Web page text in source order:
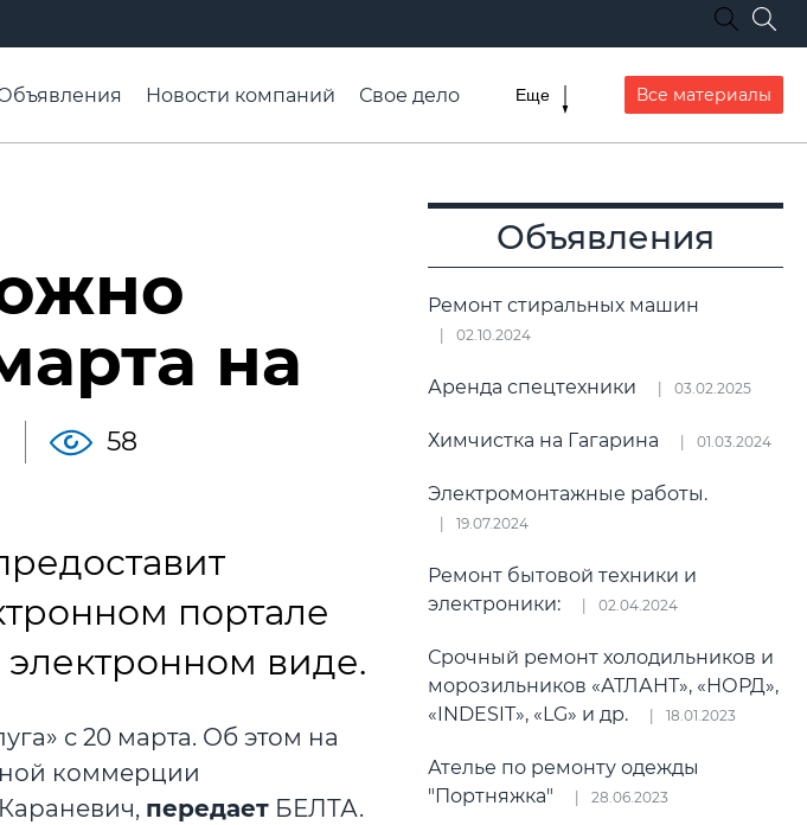
Новости компаний
Свое дело
Еще Все материалы
на
58
портале
виде.
с 20 марта. Об этом на
коммерции
передает БЕЛТА.
Объявления
Ремонт стиральных машин
02.10.2024
Аренда спецтехники 03.02.2025
Химчистка на Гагарина 01.03.2024
Электромонтажные работы.
19.07.2024
Ремонт бытовой техники и
электроники:
02.04.2024
Срочный ремонт холодильников и
морозильников «АТЛАНТ», «НОРД»,
«INDESIT», «LG» и др.
18.01.2023
Ателье по ремонту одежды
"Портняжка"
28.06.2023